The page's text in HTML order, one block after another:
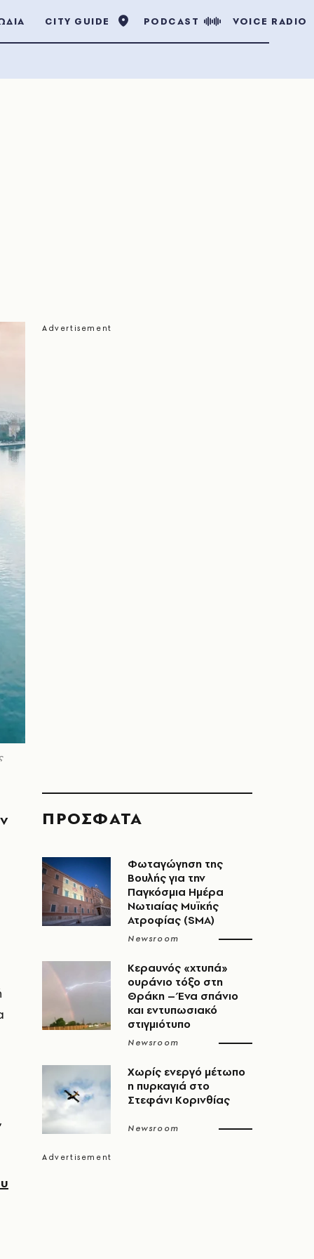
CITY GUIDE PODCAST VOICE RADIO
ΠΡΟΣΦΑΤΑ
Φωταγώγηση της
Βουλής για την
Παγκόσμια Ημέρα
Νωτιαίας Μυϊκής
Ατροφίας (SMA)
Newsroom
Κεραυνός «χτυπά»
ουράνιο τόξο στη
Θράκη – Ένα σπάνιο
και εντυπωσιακό
στιγμιότυπο
Newsroom
Χωρίς ενεργό μέτωπο
η πυρκαγιά στο
Στεφάνι Κορινθίας
Newsroom